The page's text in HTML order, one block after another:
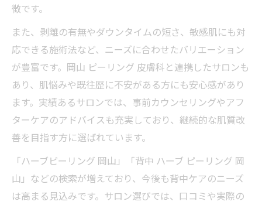
徴です。
また、剥離の有無やダウンタイムの短さ、敏感肌にも対
応できる施術法など、ニーズに合わせたバリエーション
が豊富です。岡山 ピーリング 皮膚科と連携したサロンも
あり、肌悩みや既往歴に不安がある方にも安心感があり
ます。実績あるサロンでは、事前カウンセリングやアフ
ターケアのアドバイスも充実しており、継続的な肌質改
善を目指す方に選ばれています。
「ハーブピーリング 岡山」「背中 ハーブ ピーリング 岡
山」などの検索が増えており、今後も背中ケアのニーズ
は高まる見込みです。サロン選びでは、口コミや実際の